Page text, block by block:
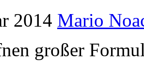
2014 Mario
großer